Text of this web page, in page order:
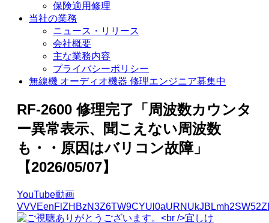
保険適用修理
当社の業務
ニュース・リリース
会社概要
主な業務内容
プライバシーポリシー
無線機 オーディオ機器 修理エンジニア募集中
RF-2600 修理完了「周波数カウンタ
ー異常表示、聞こえない周波数
も・・原因はバリコン故障」
【2026/05/07】
YouTube動画